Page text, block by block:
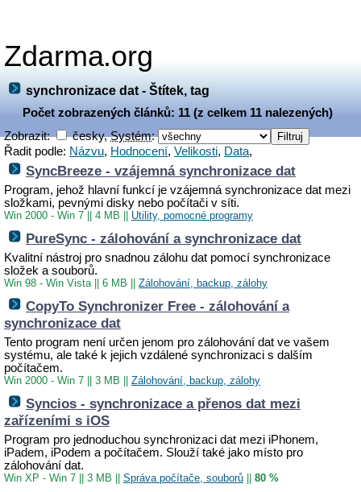
Zdarma.org
synchronizace dat - Štítek, tag
Počet zobrazených článků: 11 (z celkem 11 nalezených)
Zobrazit:
česky,Systém:
Řadit podle: Názvu, Hodnocení, Velikosti, Data,
SyncBreeze - vzájemná synchronizace dat
Program, jehož hlavní funkcí je vzájemná synchronizace dat mezi
složkami, pevnými disky nebo počítači v síti.
Win 2000 - Win 7 4 MB Utility, pomocné programy
PureSync - zálohování a synchronizace dat
Kvalitní nástroj pro snadnou zálohu dat pomocí synchronizace
složek a souborů.
Win 98 - Win Vista|| 6 MB Zálohování, backup, zálohy
CopyTo Synchronizer Free - zálohování a
synchronizace dat
Tento program není určen jenom pro zálohování dat ve vašem
systému, ale také k jejich vzdálené synchronizaci s dalším
počítačem.
Win 2000 - Win 7 3 MB Zálohování, backup, zálohy
Syncios - synchronizace a přenos dat mezi
zařízeními s iOS
Program pro jednoduchou synchronizaci dat mezi iPhonem,
iPadem, iPodem a počítačem. Slouží také jako místo pro
zálohování dat.
Win XP - Win 7 3 MB Správa počítače, souborů 80 %